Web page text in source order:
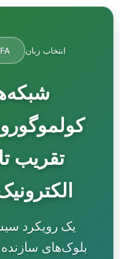
انتخاب زبان
تقریب
یک رویکرد
بلوک‌های سازنده